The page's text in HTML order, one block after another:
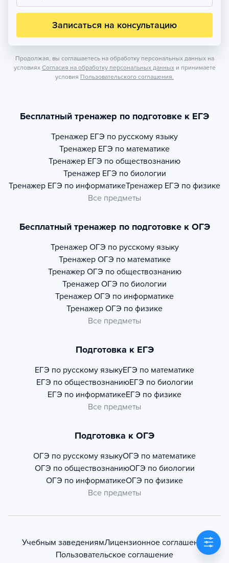
Записаться на консультацию
Продолжая, вы соглашаетесь на обработку персональных данных на
условиях Согласия на обработку персональных данных и принимаете
условия Пользовательского соглашения.
Бесплатный тренажер по подготовке к ЕГЭ
Тренажер ЕГЭ по русскому языку
Тренажер ЕГЭ по математике
Тренажер ЕГЭ по обществознанию
Тренажер ЕГЭ по биологии
Тренажер ЕГЭ по информатикеТренажер ЕГЭ по физике
Все предметы
Бесплатный тренажер по подготовке к ОГЭ
Тренажер ОГЭ по русскому языку
Тренажер ОГЭ по математике
Тренажер ОГЭ по обществознанию
Тренажер ОГЭ по биологии
Тренажер ОГЭ по информатике
Тренажер ОГЭ по физике
Все предметы
Подготовка к ЕГЭ
ЕГЭ по русскому языкуЕГЭ по математике
ЕГЭ по обществознаниюЕГЭ по биологии
ЕГЭ по информатикеЕГЭ по физике
Все предметы
Подготовка к ОГЭ
ОГЭ по русскому языкуОГЭ по математике
ОГЭ по обществознаниюОГЭ по биологии
ОГЭ по информатикеОГЭ по физике
Все предметы
Учебным заведениямЛицензионное соглашение
Пользовательское соглашение